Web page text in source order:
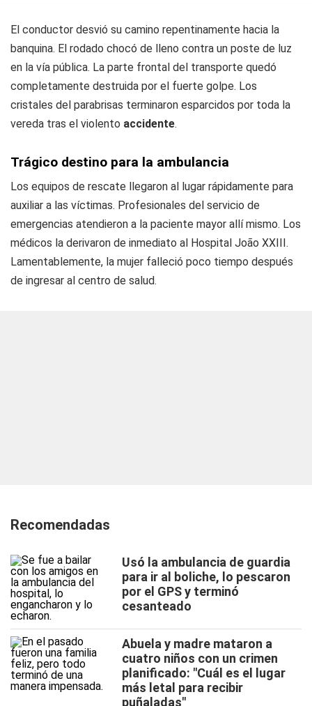
El conductor desvió su camino repentinamente hacia la
banquina. El rodado chocó de lleno contra un poste de luz
en la vía pública. La parte frontal del transporte quedó
completamente destruida por el fuerte golpe. Los
cristales del parabrisas terminaron esparcidos por toda la
vereda tras el violento accidente.
Trágico destino para la ambulancia
Los equipos de rescate llegaron al lugar rápidamente para
auxiliar a las víctimas. Profesionales del servicio de
emergencias atendieron a la paciente mayor allí mismo. Los
médicos la derivaron de inmediato al Hospital João XXIII.
Lamentablemente, la mujer falleció poco tiempo después
de ingresar al centro de salud.
Recomendadas
Usó la ambulancia de guardia
para ir al boliche, lo pescaron
por el GPS y terminó
cesanteado
Abuela y madre mataron a
cuatro niños con un crimen
planificado: "Cuál es el lugar
más letal para recibir
puñaladas"